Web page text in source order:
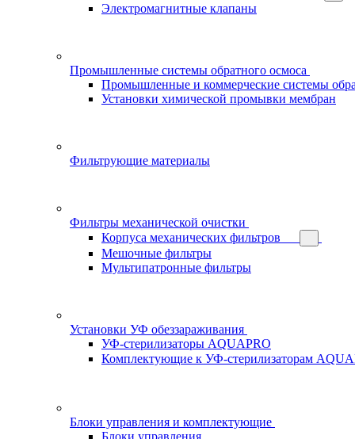
Электромагнитные клапаны
Промышленные системы обратного осмоса
Промышленные и коммерческие системы
Установки химической промывки мембран
Фильтрующие материалы
Фильтры механической очистки
Корпуса механических фильтров
Мешочные фильтры
Мультипатронные фильтры
Установки УФ обеззараживания
УФ-стерилизаторы AQUAPRO
Комплектующие к УФ-стерилизаторам
Блоки управления и комплектующие
Блоки управления